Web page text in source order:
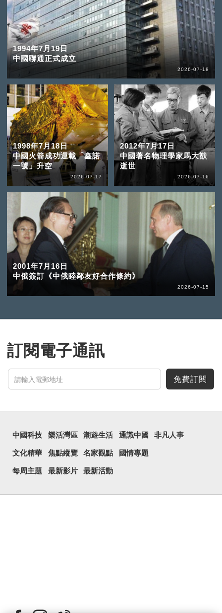
1994年7月19日
中國聯通正式成立
2026-07-18
1998年7月18日
中國火箭成功運載「鑫諾
一號」升空
2026-07-17
2012年7月17日
中國著名物理學家馬大猷
逝世
2026-07-16
2001年7月16日
中俄簽訂《中俄睦鄰友好合作條約》
2026-07-15
訂閱電子通訊
免費訂閱
中國科技 樂活灣區 潮遊生活 通識中國 非凡人事
文化精華 焦點縱覽 名家觀點 國情專題
每周主題 最新影片 最新活動